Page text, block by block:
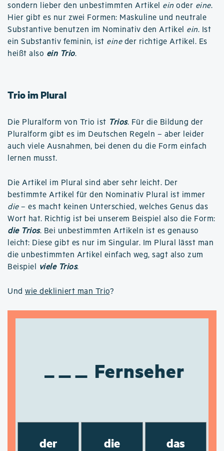
sondern lieber den unbestimmten Artikel ein oder eine.
Hier gibt es nur zwei Formen: Maskuline und neutrale
Substantive benutzen im Nominativ den Artikel ein. Ist
ein Substantiv feminin, ist eineder richtige Artikel. Es
heißt also ein Trio.
Trio im Plural
Die Pluralform von Trio ist Trios. Für die Bildung der
Pluralform gibt es im Deutschen Regeln – aber leider
auch viele Ausnahmen, bei denen du die Form einfach
lernen musst.
Die Artikel im Plural sind aber sehr leicht. Der
bestimmte Artikel für den Nominativ Plural ist immer
die– es macht keinen Unterschied, welches Genus das
Wort hat. Richtig ist bei unserem Beispiel also die Form:
die Trios. Bei unbestimmten Artikeln ist es genauso
leicht: Diese gibt es nur im Singular. Im Plural lässt man
die unbestimmten Artikel einfach weg, sagt also zum
Beispiel viele Trios.
Und wie dekliniert man Trio?
Fernseher
der die das